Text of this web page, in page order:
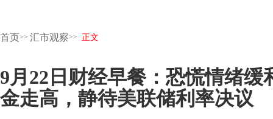
首页>> 汇市观察>> 正文
9月22日财经早餐：恐慌情绪缓
金走高，静待美联储利率决议